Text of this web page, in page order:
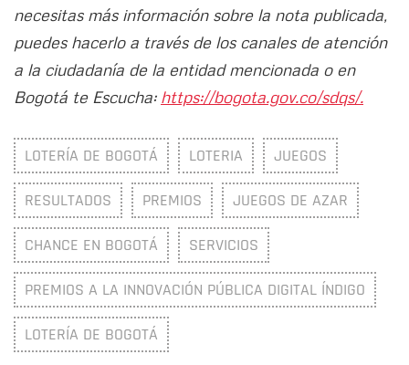
necesitas más información sobre la nota publicada,
puedes hacerlo a través de los canales de atención
a la ciudadanía de la entidad mencionada o en
Bogotá te Escucha: https://bogota.gov.co/sdqs/.
LOTERÍA DE BOGOTÁ LOTERIA JUEGOS
RESULTADOS PREMIOS JUEGOS DE AZAR
CHANCE EN BOGOTÁ SERVICIOS
PREMIOS A LA INNOVACIÓN PÚBLICA DIGITAL ÍNDIGO
LOTERÍA DE BOGOTÁ